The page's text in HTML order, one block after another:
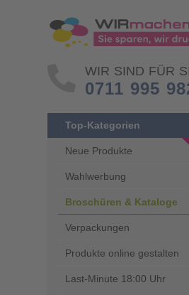
WIR SIND FÜR
0711 995
Top-Kategorien
Neue Produkte
Wahlwerbung
Broschüren & Kataloge
Verpackungen
Produkte online gestalten
Last-Minute 18:00 Uhr